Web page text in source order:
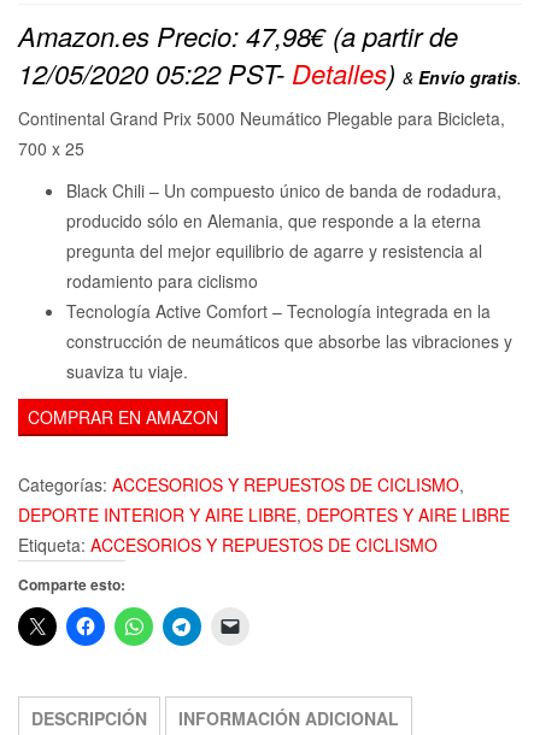
Amazon.es Precio:47,98€(a partir de
12/05/2020 05:22 PST- Detalles) & Envío gratis.
Continental Grand Prix 5000 Neumático Plegable para Bicicleta,
700 x 25
Black Chili – Un compuesto único de banda de rodadura,
producido sólo en Alemania, que responde a la eterna
pregunta del mejor equilibrio de agarre y resistencia al
rodamiento para ciclismo
Tecnología Active Comfort – Tecnología integrada en la
construcción de neumáticos que absorbe las vibraciones y
suaviza tu viaje.
COMPRAR EN AMAZON
Categorías: ACCESORIOS Y REPUESTOS DE CICLISMO,
DEPORTE INTERIOR Y AIRE LIBRE, DEPORTES Y AIRE LIBRE
Etiqueta: ACCESORIOS Y REPUESTOS DE CICLISMO
Comparte esto:
DESCRIPCIÓN INFORMACIÓN ADICIONAL